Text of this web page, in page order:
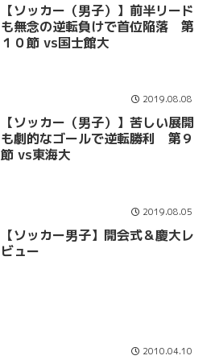
【ソッカー（男子）】前半リード
も無念の逆転負けで首位陥落 第
１０節 vs国士館大
2019.08.08
【ソッカー（男子）】苦しい展開
も劇的なゴールで逆転勝利 第９
節 vs東海大
2019.08.05
【ソッカー男子】開会式＆慶大レ
ビュー
2010.04.10